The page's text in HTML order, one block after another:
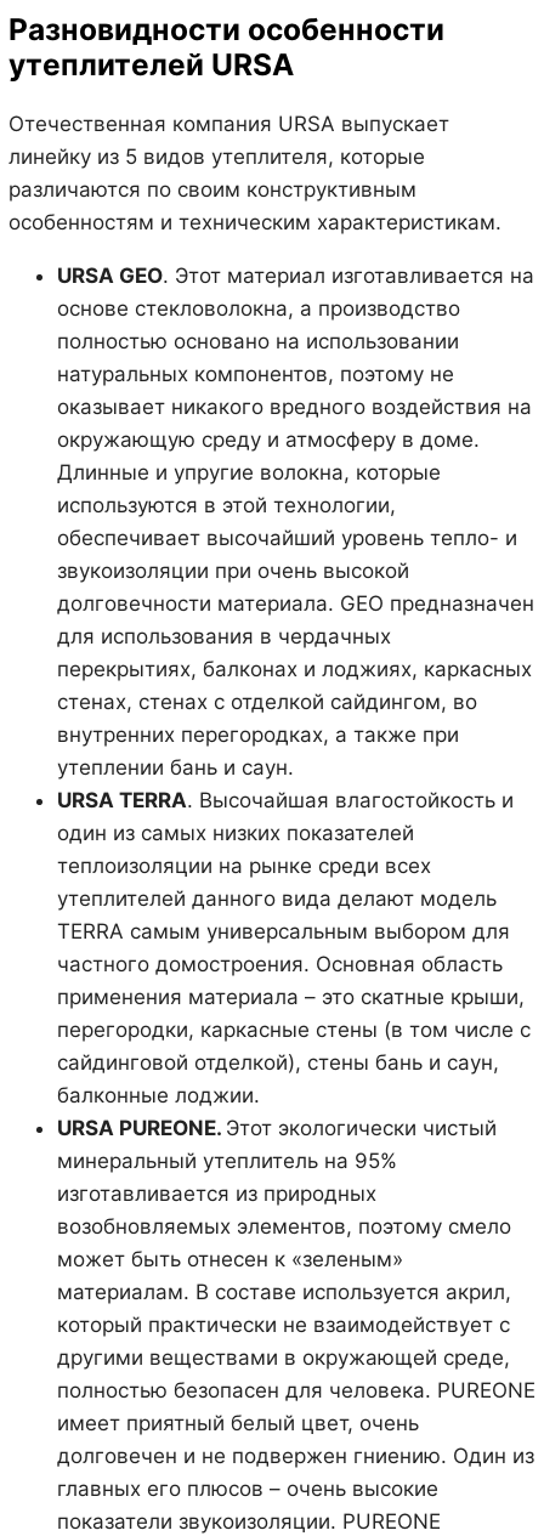
Разновидности особенности
утеплителей URSA
Отечественная компания URSA выпускает
линейку из 5 видов утеплителя, которые
различаются по своим конструктивным
особенностям и техническим характеристикам.
URSA GEO. Этот материал изготавливается на
основе стекловолокна, а производство
полностью основано на использовании
натуральных компонентов, поэтому не
оказывает никакого вредного воздействия на
окружающую среду и атмосферу в доме.
Длинные и упругие волокна, которые
используются в этой технологии,
обеспечивает высочайший уровень тепло- и
звукоизоляции при очень высокой
долговечности материала. GEO предназначен
для использования в чердачных
перекрытиях, балконах и лоджиях, каркасных
стенах, стенах с отделкой сайдингом, во
внутренних перегородках, а также при
утеплении бань и саун.
URSA TERRA. Высочайшая влагостойкость и
один из самых низких показателей
теплоизоляции на рынке среди всех
утеплителей данного вида делают модель
TERRA самым универсальным выбором для
частного домостроения. Основная область
применения материала – это скатные крыши,
перегородки, каркасные стены (в том числе с
сайдинговой отделкой), стены бань и саун,
балконные лоджии.
URSA PUREONE. Этот экологически чистый
минеральный утеплитель на 95%
изготавливается из природных
возобновляемых элементов, поэтому смело
может быть отнесен к «зеленым»
материалам. В составе используется акрил,
который практически не взаимодействует с
другими веществами в окружающей среде,
полностью безопасен для человека. PUREONE
имеет приятный белый цвет, очень
долговечен и не подвержен гниению. Один из
главных его плюсов – очень высокие
показатели звукоизоляции. PUREONE